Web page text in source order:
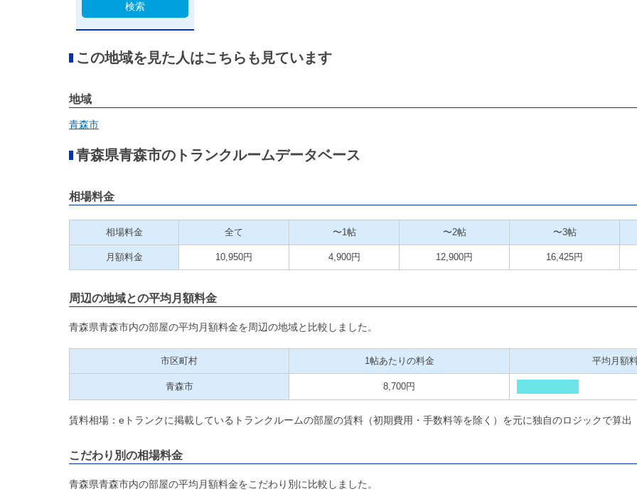
検索
この地域を見た人はこちらも見ています
地域
青森市
青森県青森市のトランクルームデータベース
相場料金
相場料金 全て 〜1帖 〜2帖 〜3帖
月額料金 10,950円 4,900円 12,900円 16,425円
周辺の地域との平均月額料金
青森県青森市内の部屋の平均月額料金を周辺の地域と比較しました。
市区町村 1帖あたりの料金 平均月額
青森市 8,700円
賃料相場：eトランクに掲載しているトランクルームの部屋の賃料（初期費用・手数料等を除く）を元に独自のロジックで算出
こだわり別の相場料金
青森県青森市内の部屋の平均月額料金をこだわり別に比較しました。